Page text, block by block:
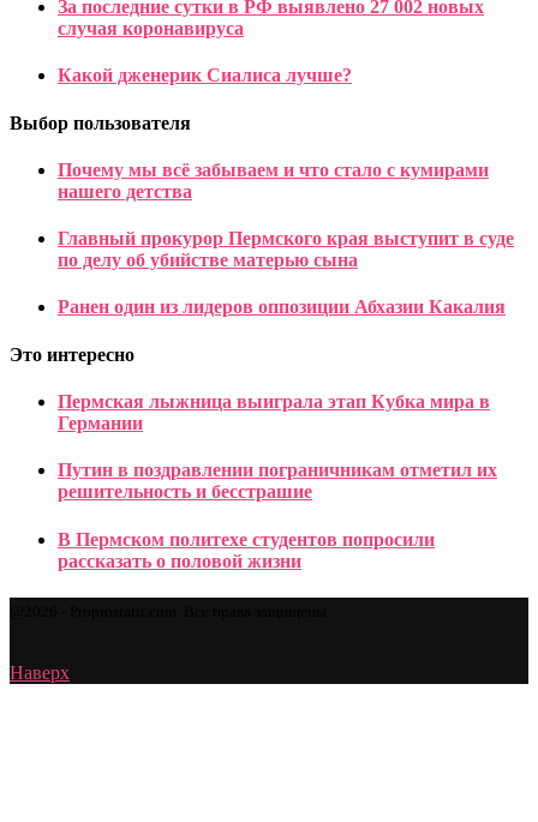
За последние сутки в РФ выявлено 27 002 новых
случая коронавируса
Какой дженерик Сиалиса лучше?
Выбор пользователя
Почему мы всё забываем и что стало с кумирами
нашего детства
Главный прокурор Пермского края выступит в суде
по делу об убийстве матерью сына
Ранен один из лидеров оппозиции Абхазии Какалия
Это интересно
Пермская лыжница выиграла этап Кубка мира в
Германии
Путин в поздравлении пограничникам отметил их
решительность и бесстрашие
В Пермском политехе студентов попросили
рассказать о половой жизни
Наверх